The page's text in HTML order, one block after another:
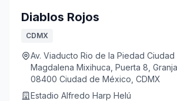
Diablos Rojos
CDMX
Av. Viaducto Rio de la Piedad
Magdalena Mixihuca, Puerta 8,
08400 Ciudad de México, CDMX
Estadio Alfredo Harp Helú